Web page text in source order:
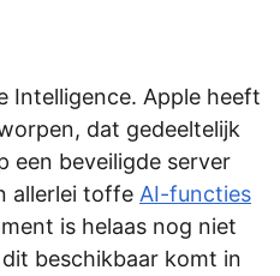
Intelligence. Apple heeft
dat gedeeltelijk
een beveiligde server
allerlei toffe AI-functies
is helaas nog niet
beschikbaar komt in